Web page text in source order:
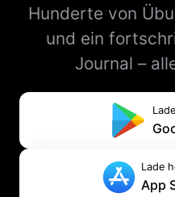
Hunderte von
und ein
Journal –
Lade
App